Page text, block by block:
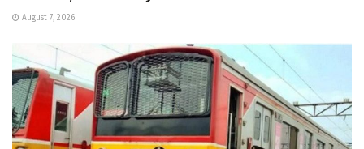
August 7, 2026